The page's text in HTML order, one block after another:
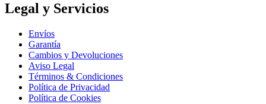
Legal y Servicios
Envíos
Garantía
Cambios y Devoluciones
Aviso Legal
Términos & Condiciones
Política de Privacidad
Política de Cookies